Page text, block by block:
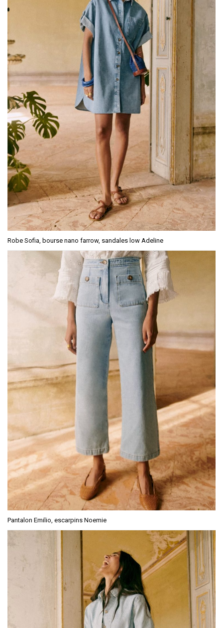
Robe Sofia, bourse nano farrow, sandales low Adeline
Pantalon Emilio, escarpins Noemie